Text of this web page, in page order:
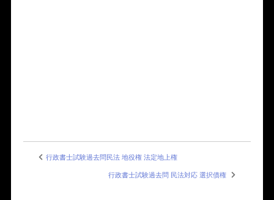
行政書士試験過去問民法 地役権 法定地上権
行政書士試験過去問 民法対応 選択債権